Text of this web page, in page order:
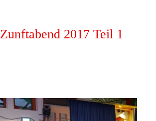
Zunftabend 2017 Teil 1